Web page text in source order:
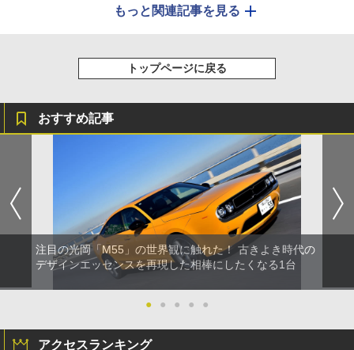
もっと関連記事を見る
トップページに戻る
おすすめ記事
注目の光岡「M55」の世界観に触れた！ 古きよき時代の
デザインエッセンスを再現した相棒にしたくなる1台
● ● ● ● ●
アクセスランキング